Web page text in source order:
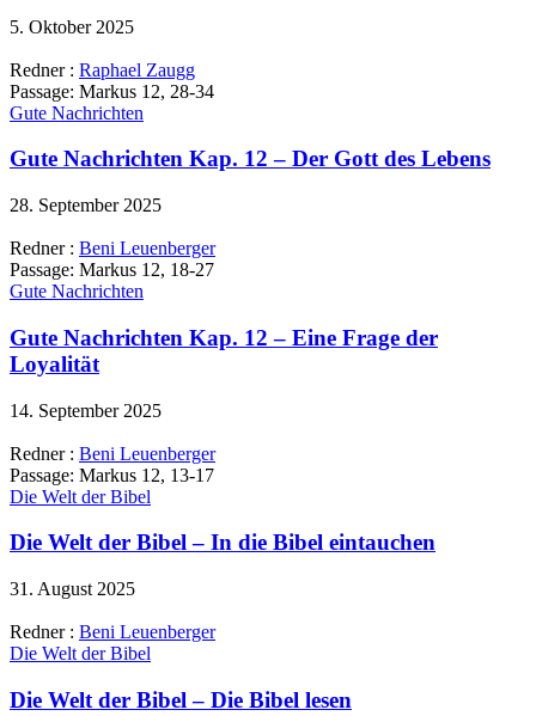
5. Oktober 2025
Redner : Raphael Zaugg
Passage: Markus 12, 28-34
Gute Nachrichten
Gute Nachrichten Kap. 12 – Der Gott des Lebens
28. September 2025
Redner : Beni Leuenberger
Passage: Markus 12, 18-27
Gute Nachrichten
Gute Nachrichten Kap. 12 – Eine Frage der
Loyalität
14. September 2025
Redner : Beni Leuenberger
Passage: Markus 12, 13-17
Die Welt der Bibel
Die Welt der Bibel – In die Bibel eintauchen
31. August 2025
Redner : Beni Leuenberger
Die Welt der Bibel
Die Welt der Bibel – Die Bibel lesen